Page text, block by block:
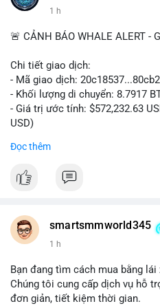
1 h
🚨 CẢNH BÁO WHALE ALERT -
Chi tiết giao dịch:
- Mã giao dịch:
- Khối lượng di chuyển: 8.7917
- Giá trị ước tính: $572,232.63
USD)
Khối lượng 8.79 BTC tương
cơ cấu danh mục: chuyển tài
tích trữ dài hạn, hoặc chuẩn bị
bán ngắn hạn có thể xuất hiện,
nếu chuyển sang ví lạnh, tín
của nhà đầu tư lớn vẫn còn vững
Đọc thêm
smartsmmworld345
1 h
Bạn đang tìm cách mua bằng
Chúng tôi cung cấp dịch vụ hỗ
đơn giản, tiết kiệm thời gian.